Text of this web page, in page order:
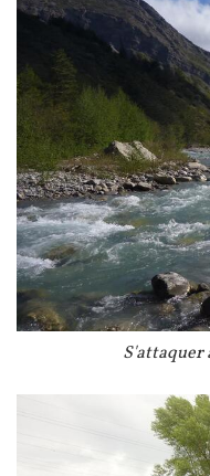
S'attaquer